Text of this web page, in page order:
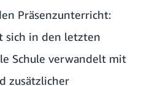
Präsenzunterricht:
sich in den letzten
Schule verwandelt mit
zusätzlicher